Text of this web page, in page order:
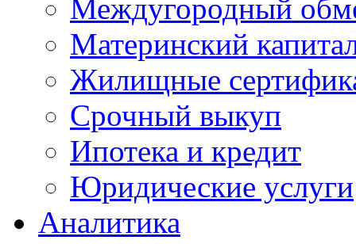
Междугородный
Материнский
Жилищные
Срочный выкуп
Ипотека и кредит
Юридические услуги
Аналитика